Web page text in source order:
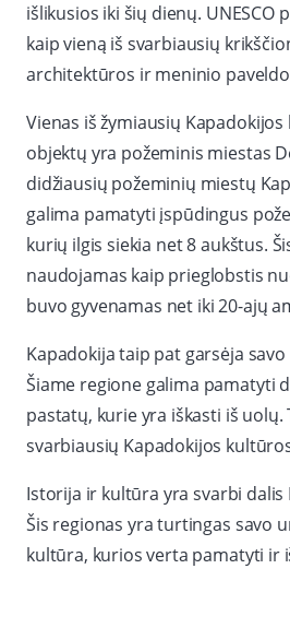
išlikusios iki šių dienų. UNESCO
kaip vieną iš svarbiausių
architektūros ir meninio
Vienas iš žymiausių
objektų yra požeminis miestas
didžiausių požeminių miestų
galima pamatyti įspūdingus
kurių ilgis siekia net 8 aukštus.
naudojamas kaip prieglobstis
buvo gyvenamas net iki 20-ajų
Kapadokija taip pat garsėja
Šiame regione galima pamatyti
pastatų, kurie yra iškasti iš uolų.
svarbiausių Kapadokijos
Istorija ir kultūra yra svarbi dalis
Šis regionas yra turtingas savo
kultūra, kurios verta pamatyti ir